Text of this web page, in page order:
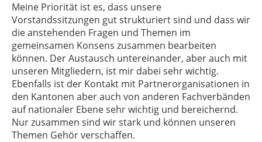
Meine Priorität ist es, dass unsere
Vorstandssitzungen gut strukturiert sind und dass wir
die anstehenden Fragen und Themen im
gemeinsamen Konsens zusammen bearbeiten
können. Der Austausch untereinander, aber auch mit
unseren Mitgliedern, ist mir dabei sehr wichtig.
Ebenfalls ist der Kontakt mit Partnerorganisationen in
den Kantonen aber auch von anderen Fachverbänden
auf nationaler Ebene sehr wichtig und bereichernd.
Nur zusammen sind wir stark und können unseren
Themen Gehör verschaffen.